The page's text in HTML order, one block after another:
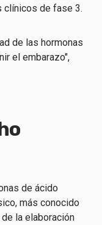
clínicos de fase 3.
de las hormonas
el embarazo",
de ácido
más conocido
la elaboración